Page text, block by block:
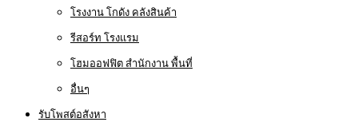
โรงงาน โกดัง คลังสินค้า
รีสอร์ท โรงแรม
โฮมออฟฟิต สำนักงาน พื้นที่
อื่นๆ
รับโพสต์อสังหา